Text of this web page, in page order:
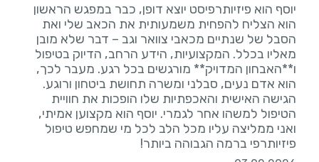
יוסף הוא פיזיותרפיסט יוצא דופן, כבר במפגש הראשון
הוא הצליח להפחית משמעותית את הכאב שלי ואת
הסבל של שנתיים מכאבי צוואר וגב – דבר שלא מובן
מאליו בכלל. המקצועיות, הידע הרחב, הדיוק בטיפול
ו**האבחון המדויק** מורגשים בכל רגע. מעבר לכך,
הוא אדם נעים, סבלני ומשרה תחושת ביטחון ורוגע.
הגישה האישית והאכפתיות שלו הופכות את חוויית
הטיפול למשהו אחר לגמרי. יוסף הוא מקצוען אמיתי,
ואני ממליצה עליו מכל הלב לכל מי שמחפש טיפול
פיזיותרפי ברמה הגבוהה ביותר!